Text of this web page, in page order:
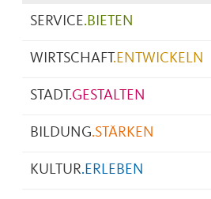
SERVICE.BIETEN
WIRTSCHAFT.ENTWICKELN
STADT.GESTALTEN
BILDUNG.STÄRKEN
KULTUR.ERLEBEN